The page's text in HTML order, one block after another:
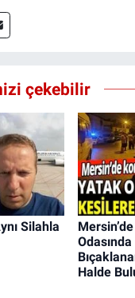
çekebilir
Silahla
Halde